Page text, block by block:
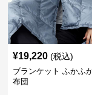
¥19,220 (税込)
ブランケット ふかふ
布団